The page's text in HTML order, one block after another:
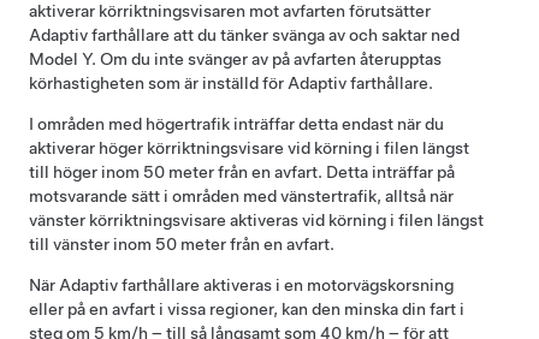
aktiverar körriktningsvisaren mot avfarten förutsätter
Adaptiv farthållare att du tänker svänga av och saktar ned
Model Y. Om du inte svänger av på avfarten återupptas
körhastigheten som är inställd för Adaptiv farthållare.
I områden med högertrafik inträffar detta endast när du
aktiverar höger körriktningsvisare vid körning i filen längst
till höger inom 50 meterfrån en avfart. Detta inträffar på
motsvarande sätt i områden med vänstertrafik, alltså när
vänster körriktningsvisare aktiveras vid körning i filen längst
till vänster inom 50 meterfrån en avfart.
När Adaptiv farthållare aktiveras i en motorvägskorsning
eller på en avfart i vissa regioner, kan den minska din fart i
steg om 5 km/h – till så långsamt som 40 km/h – för att